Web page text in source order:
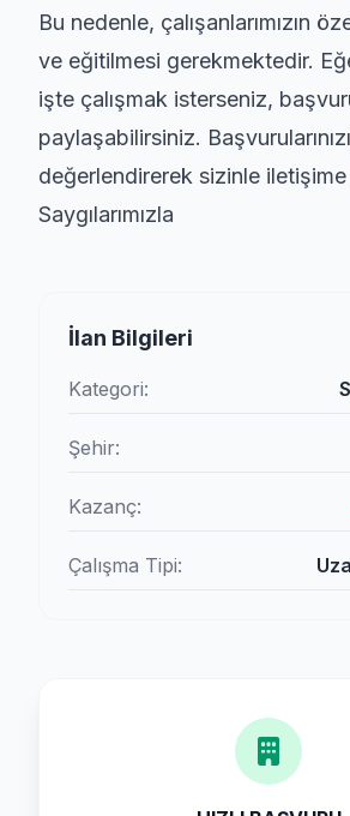
Bu nedenle, çalışanlarımızın
ve eğitilmesi gerekmektedir.
işte çalışmak isterseniz,
paylaşabilirsiniz. Başvurularınızı
değerlendirerek sizinle
Saygılarımızla
İlan Bilgileri
Kategori:
Şehir:
Kazanç:
Çalışma Tipi: